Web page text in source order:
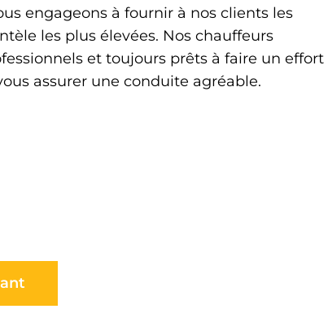
engageons à fournir à nos clients les
les plus élevées. Nos chauffeurs
et toujours prêts à faire un effort
assurer une conduite agréable.